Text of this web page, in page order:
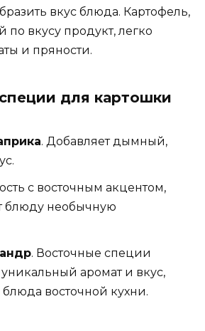
вкус блюда. Картофель,
по вкусу продукт, легко
и пряности.
для картошки
. Добавляет дымный,
с восточным акцентом,
блюду необычную
. Восточные специи
уникальный аромат и вкус,
восточной кухни.